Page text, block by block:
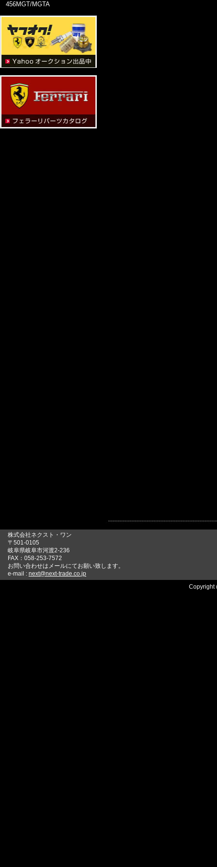
456MGT/MGTA
株式会社ネクスト・ワン
〒501-0105
岐阜県岐阜市河渡2-236
FAX：058-253-7572
お問い合わせはメールにてお願い致します。
e-mail : next@next-trade.co.jp
Copyright